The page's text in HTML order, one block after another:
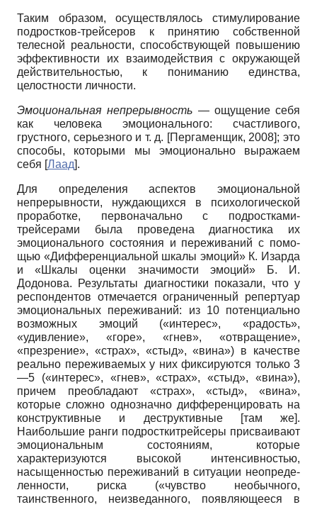
Таким образом, осуществлялось сти­мулирование
подростков-трейсеров к принятию собственной
телесной реаль­ности, способствующей повышению
эф­фективности их взаимодействия с окру­жающей
действительностью, к понима­нию единства,
целостности личности.
Эмоциональная непрерывность — ощущение себя
как человека эмоцио­нального: счастливого,
грустного, серь­езного и т. д. [Пергаменщик, 2008]; это
способы, которыми мы эмоционально выражаем
себя [Лаад].
Для определения аспектов эмоцио­нальной
непрерывности, нуждающихся в психологической
проработке, первона­чально с подростками-
трейсерами была проведена диагностика их
эмоциональ­ного состояния и переживаний с помо­
щью «Дифференциальной шкалы эмо­ций» К. Изарда
и «Шкалы оценки значи­мости эмоций» Б. И.
Додонова. Резуль­таты диагностики показали, что у
рес­пондентов отмечается ограниченный ре­пертуар
эмоциональных переживаний: из 10 потенциально
возможных эмоций («интерес», «радость»,
«удивление», «горе», «гнев», «отвращение»,
«презре­ние», «страх», «стыд», «вина») в качест­ве
реально переживаемых у них фикси­руются только 3
—5 («интерес», «гнев», «страх», «стыд», «вина»),
причем преоб­ладают «страх», «стыд», «вина»,
которые сложно однозначно дифференцировать на
конструктивные и деструктивные [там же].
Наибольшие ранги подростки­трейсеры присваивают
эмоциональным состояниям, которые
характеризуются высокой интенсивностью,
насыщеннос­тью переживаний в ситуации неопреде­
ленности, риска («чувство необычного,
таинственного, неизведанного, появляю­щееся в